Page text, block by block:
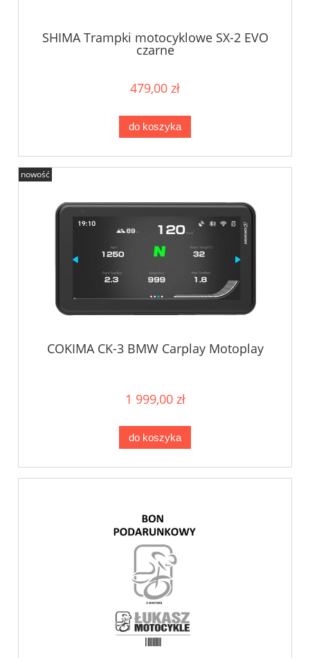
SHIMA Trampki motocyklowe SX-2 EVO
czarne
479,00 zł
do koszyka
COKIMA CK-3 BMW Carplay Motoplay
1 999,00 zł
do koszyka
nowość